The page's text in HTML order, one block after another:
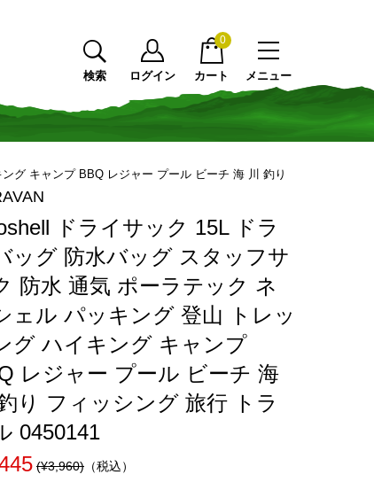
メニュー
検索 ログイン カート
0
グ キャンプ BBQ レジャー プール ビーチ 海 川 釣り
ドライサック 15L ドラ
ッグ 防水バッグ スタッフサ
防水 通気 ポーラテック ネ
ェル パッキング 登山 トレッ
グ ハイキング キャンプ
レジャー プール ビーチ 海
り フィッシング 旅行 トラ
0450141
(¥3,960) （税込）